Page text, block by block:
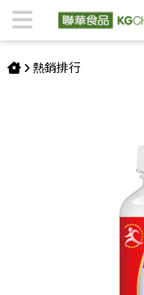
【薑黃/山苦瓜】KG新
熱銷排行